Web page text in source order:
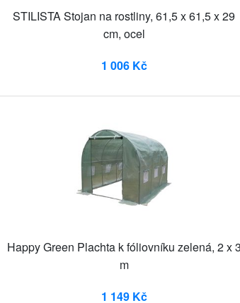
STILISTA Stojan na rostliny, 61,5 x 61,5 x 29
cm, ocel
1 006 Kč
Happy Green Plachta k fóliovníku zelená, 2 x 3
m
1 149 Kč